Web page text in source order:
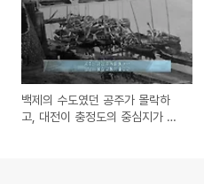
백제의 수도였던 공주가 몰락하
고, 대전이 충정도의 중심지가 된